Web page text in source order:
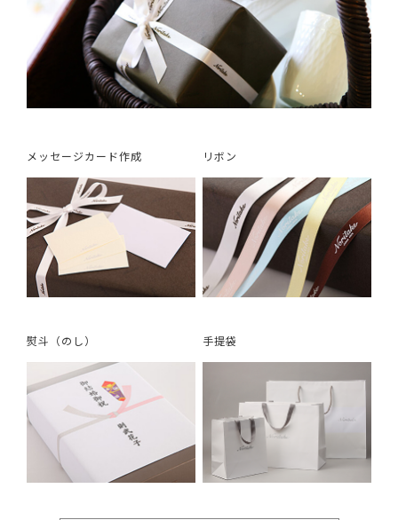
メッセージカード作成 リボン
熨斗（のし） 手提袋